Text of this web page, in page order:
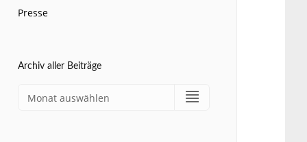
Presse
Archiv aller Beiträge